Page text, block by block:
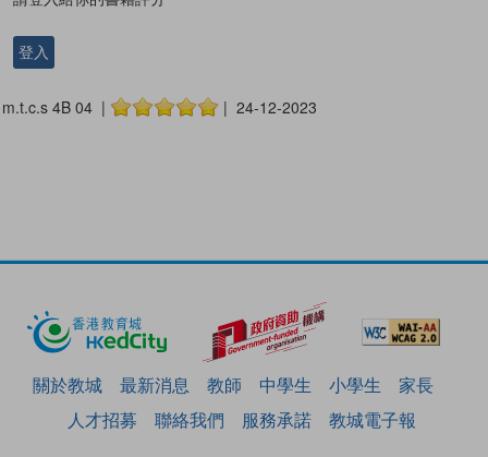
登入
m.t.c.s 4B 04 | | 24-12-2023
關於教城 最新消息 教師 中學生 小學生
家長
人才招募
聯絡我們 服務承諾 教城電子報